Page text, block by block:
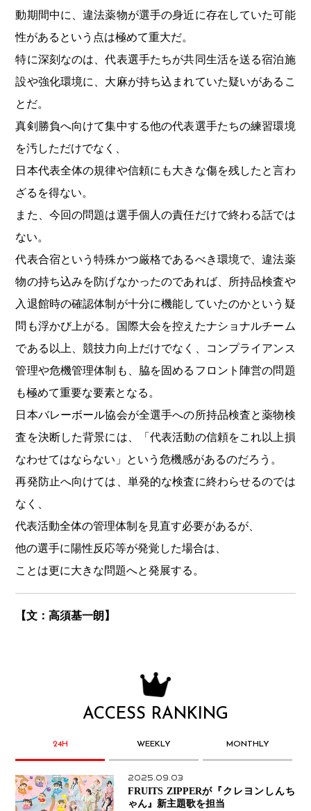
動期間中に、違法薬物が選手の身近に存在していた可能
性があるという点は極めて重大だ。
特に深刻なのは、代表選手たちが共同生活を送る宿泊施
設や強化環境に、大麻が持ち込まれていた疑いがあるこ
とだ。
真剣勝負へ向けて集中する他の代表選手たちの練習環境
を汚しただけでなく、
日本代表全体の規律や信頼にも大きな傷を残したと言わ
ざるを得ない。
また、今回の問題は選手個人の責任だけで終わる話では
ない。
代表合宿という特殊かつ厳格であるべき環境で、違法薬
物の持ち込みを防げなかったのであれば、所持品検査や
入退館時の確認体制が十分に機能していたのかという疑
問も浮かび上がる。国際大会を控えたナショナルチーム
である以上、競技力向上だけでなく、コンプライアンス
管理や危機管理体制も、脇を固めるフロント陣営の問題
も極めて重要な要素となる。
日本バレーボール協会が全選手への所持品検査と薬物検
査を決断した背景には、「代表活動の信頼をこれ以上損
なわせてはならない」という危機感があるのだろう。
再発防止へ向けては、単発的な検査に終わらせるのでは
なく、
代表活動全体の管理体制を見直す必要があるが、
他の選手に陽性反応等が発覚した場合は、
ことは更に大きな問題へと発展する。
【文：高須基一朗】
ACCESS RANKING
24H WEEKLY MONTHLY
2025.09.03
FRUITS ZIPPERが『クレヨンしんち
ゃん』新主題歌を担当